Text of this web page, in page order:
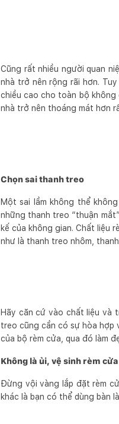
Cũng rất nhiều người quan
nhà trở nên rộng rãi hơn.
chiều cao cho toàn bộ không
nhà trở nên thoáng mát hơn
Chọn sai thanh treo
Một sai lầm không thể
những thanh treo “thuận
kế của không gian. Chất liệu
như là thanh treo nhôm,
Hãy căn cứ vào chất liệu và
treo cũng cần có sự hòa hợp
của bộ rèm cửa, qua đó làm
Không là ủi, vệ sinh rèm cửa
Đừng vội vàng lắp đặt rèm
khác là bạn có thể dùng bàn